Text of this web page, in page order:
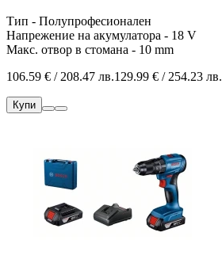
Тип - Полупрофесионален
Напрежение на акумулатора - 18 V
Макс. отвор в стомана - 10 mm
106.59 € / 208.47 лв.129.99 € / 254.23 лв.
Купи